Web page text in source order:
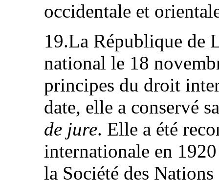
occidentale et
19.La République de
national le 18
principes du droit
date, elle a conservé
de jure. Elle a été
internationale en
la Société des